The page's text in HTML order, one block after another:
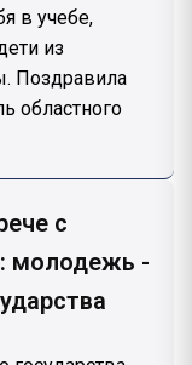
в учебе,
из
Поздравила
областного
с
молодежь -